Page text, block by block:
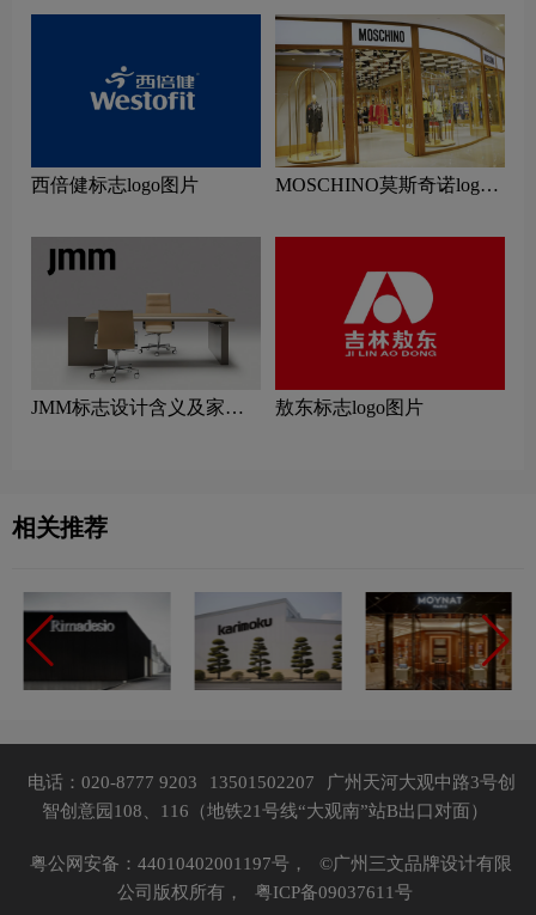
西倍健标志logo图片
MOSCHINO莫斯奇诺logo
念
JMM标志设计含义及家具
敖东标志logo图片
相关推荐
电话：020-8777 9203 13501502207
广州天河大观中路3号创
智创意园108、116（地铁21号线“大观南”站B出口对面）
粤公网安备：44010402001197号，
©广州三文品牌设计有限
公司版权所有，
粤ICP备09037611号